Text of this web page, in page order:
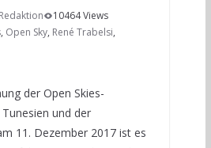
Redaktion
10464 Views
, Open Sky, René Trabelsi,
der Open Skies-
und der
11. Dezember 2017 ist es